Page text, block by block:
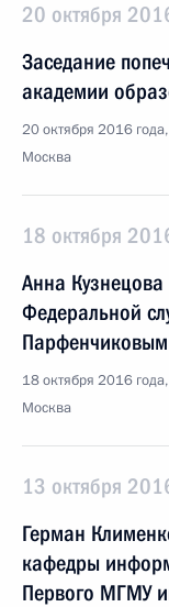
20 октября
Заседание
академии
20 октября 2016
Москва
18 октября
Анна Кузнецова
Федеральной
Парфенчиковым
18 октября 2016
Москва
13 октября
Герман
кафедры
Первого МГМУ